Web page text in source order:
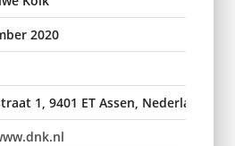
2020
1, 9401 ET Assen, Nederland